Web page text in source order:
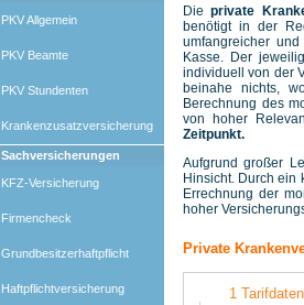
PKV Allgemein
PKV Beamte
PKV Stundenten
Krankenzusatzversicherung
Sachversicherungen
KFZ-Versicherung
Firmencheck
Grundbesitzerhaftpflicht
Haftpflichtversicherung
Dieprivate
benötigt in der
umfangreicher
Kasse. Der
individuell von der
beinahe nichts,
Berechnung des
von hoher
Zeitpunkt.
Aufgrund großer
Hinsicht. Durch ein
Errechnung der
hoher
Private